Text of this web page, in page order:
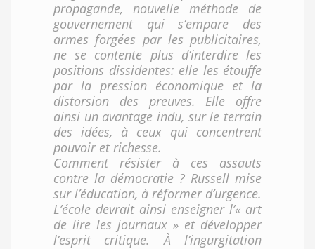
propagande, nouvelle méthode de
gouvernement qui s’empare des
armes forgées par les publicitaires,
ne se contente plus d’interdire les
positions dissidentes: elle les étouffe
par la pression économique et la
distorsion des preuves. Elle offre
ainsi un avantage indu, sur le terrain
des idées, à ceux qui concentrent
pouvoir et richesse.
Comment résister à ces assauts
contre la démocratie ? Russell mise
sur l’éducation, à réformer d’urgence.
L’école devrait ainsi enseigner l’« art
de lire les journaux » et développer
l’esprit critique. À l’ingurgitation